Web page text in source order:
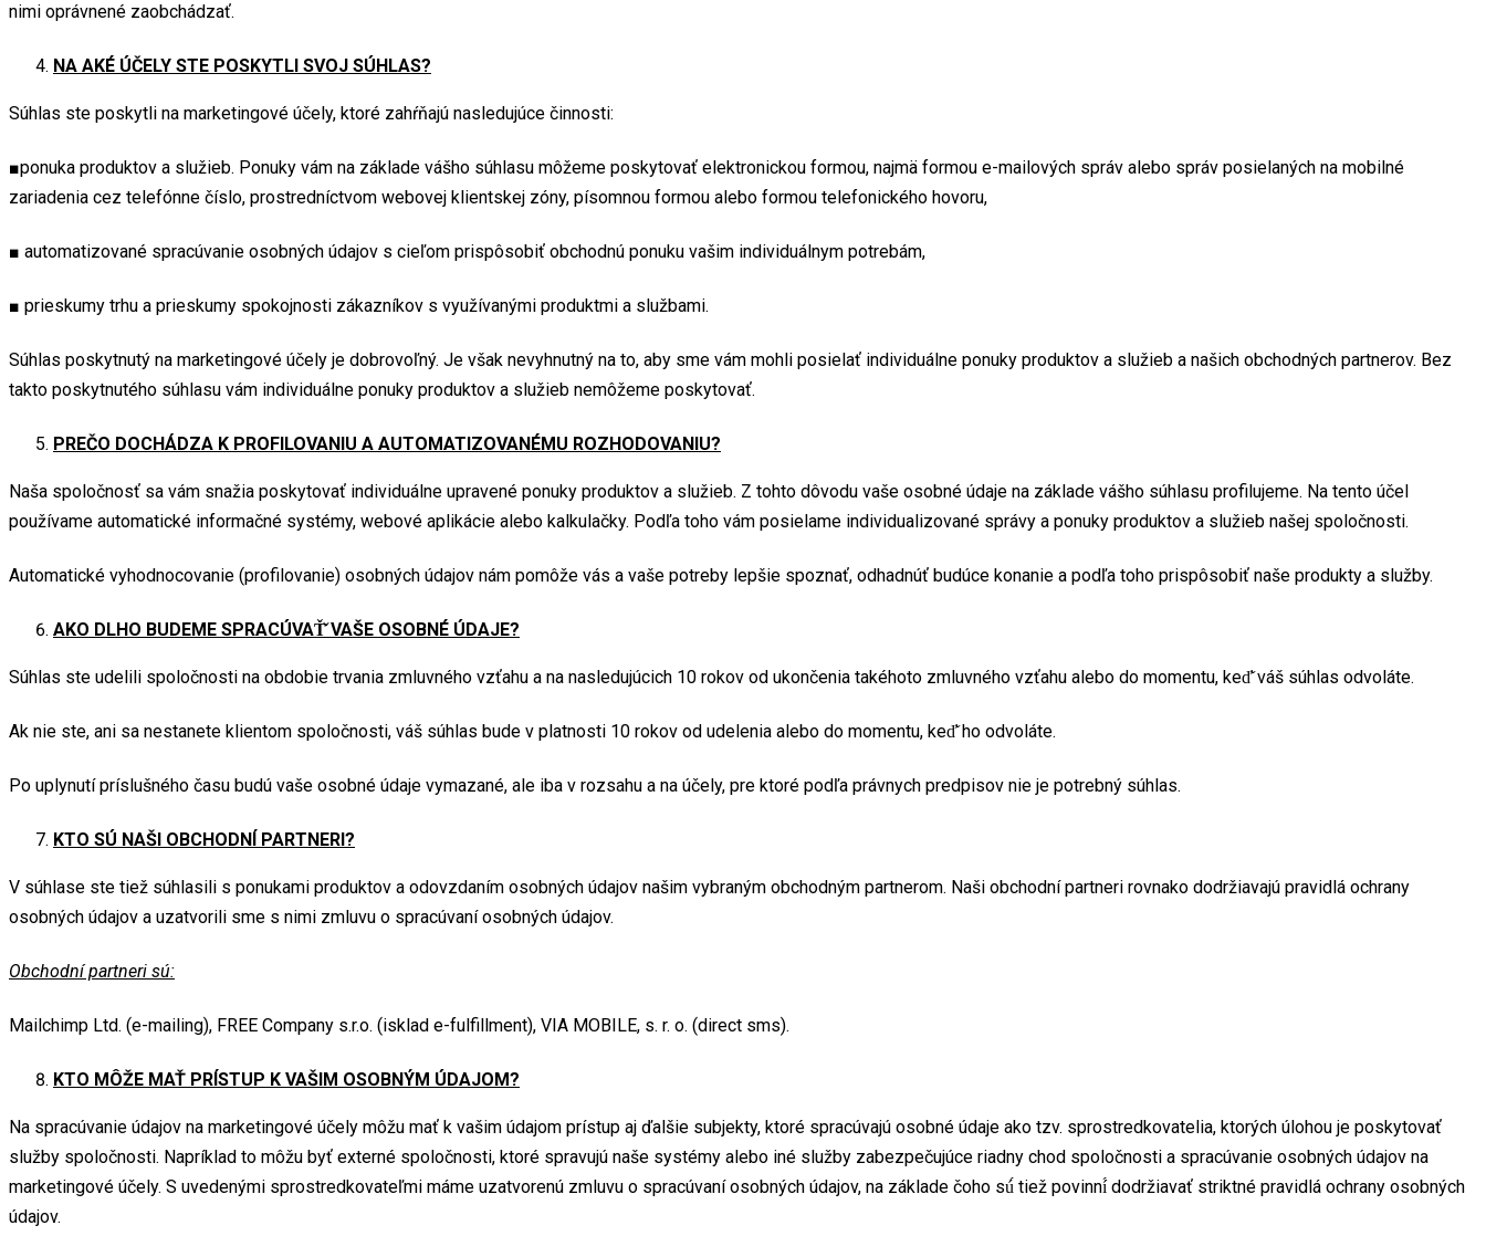
nimi oprávnené zaobchádzať.
NA AKÉ ÚČELY STE POSKYTLI SVOJ SÚHLAS?
Súhlas ste poskytli na marketingové účely, ktoré zahŕňajú nasledujúce činnosti:
■ponuka produktov a služieb. Ponuky vám na základe vášho súhlasu môžeme poskytovať elektronickou formou, najmä formou e-mailových správ alebo správ posielaných na mobilné
zariadenia cez telefónne číslo, prostredníctvom webovej klientskej zóny, písomnou formou alebo formou telefonického hovoru,
■ automatizované spracúvanie osobných údajov s cieľom prispôsobiť obchodnú ponuku vašim individuálnym potrebám,
■ prieskumy trhu a prieskumy spokojnosti zákazníkov s využívanými produktmi a službami.
Súhlas poskytnutý na marketingové účely je dobrovoľný. Je však nevyhnutný na to, aby sme vám mohli posielať individuálne ponuky produktov a služieb a našich obchodných partnerov. Bez
takto poskytnutého súhlasu vám individuálne ponuky produktov a služieb nemôžeme poskytovať.
PREČO DOCHÁDZA K PROFILOVANIU A AUTOMATIZOVANÉMU ROZHODOVANIU?
Naša spoločnosť sa vám snažia poskytovať individuálne upravené ponuky produktov a služieb. Z tohto dôvodu vaše osobné údaje na základe vášho súhlasu profilujeme. Na tento účel
používame automatické informačné systémy, webové aplikácie alebo kalkulačky. Podľa toho vám posielame individualizované správy a ponuky produktov a služieb našej spoločnosti.
Automatické vyhodnocovanie (profilovanie) osobných údajov nám pomôže vás a vaše potreby lepšie spoznať, odhadnúť budúce konanie a podľa toho prispôsobiť naše produkty a služby.
AKO DLHO BUDEME SPRACÚVAŤ̌ VAŠE OSOBNÉ ÚDAJE?
Súhlas ste udelili spoločnosti na obdobie trvania zmluvného vzťahu a na nasledujúcich 10 rokov od ukončenia takéhoto zmluvného vzťahu alebo do momentu, keď̌ váš súhlas odvoláte.
Ak nie ste, ani sa nestanete klientom spoločnosti, váš súhlas bude v platnosti 10 rokov od udelenia alebo do momentu, keď̌ ho odvoláte.
Po uplynutí príslušného času budú vaše osobné údaje vymazané, ale iba v rozsahu a na účely, pre ktoré podľa právnych predpisov nie je potrebný súhlas.
KTO SÚ NAŠI OBCHODNÍ PARTNERI?
V súhlase ste tiež súhlasili s ponukami produktov a odovzdaním osobných údajov našim vybraným obchodným partnerom. Naši obchodní partneri rovnako dodržiavajú pravidlá ochrany
osobných údajov a uzatvorili sme s nimi zmluvu o spracúvaní osobných údajov.
Obchodní partneri sú:
Mailchimp Ltd. (e-mailing), FREE Company s.r.o. (isklad e-fulfillment), VIA MOBILE, s. r. o. (direct sms).
KTO MÔŽE MAŤ PRÍSTUP K VAŠIM OSOBNÝM ÚDAJOM?
Na spracúvanie údajov na marketingové účely môžu mať k vašim údajom prístup aj ďalšie subjekty, ktoré spracúvajú osobné údaje ako tzv. sprostredkovatelia, ktorých úlohou je poskytovať
služby spoločnosti. Napríklad to môžu byť externé spoločnosti, ktoré spravujú naše systémy alebo iné služby zabezpečujúce riadny chod spoločnosti a spracúvanie osobných údajov na
marketingové účely. S uvedenými sprostredkovateľmi máme uzatvorenú zmluvu o spracúvaní osobných údajov, na základe čoho sú́ tiež povinní́ dodržiavať striktné pravidlá ochrany osobných
údajov.